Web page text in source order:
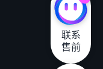
联系
售前